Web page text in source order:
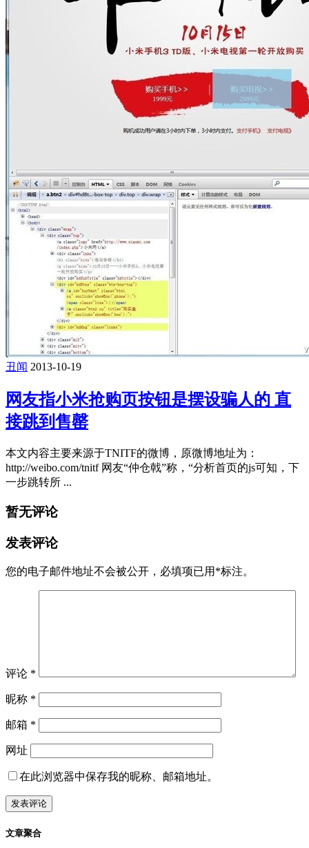
丑闻 2013-10-19
网友指小米抢购页按钮是摆设骗人的 直
接跳到售罄
本文内容主要来源于TNITF的微博，原微博地址为：
http://weibo.com/tnitf 网友“仲仓戟”称，“分析首页的js可知，下
一步跳转所 ...
暂无评论
发表评论
您的电子邮件地址不会被公开， 必填项已用 *标注。
评论 *
昵称 *
邮箱 *
网址
在此浏览器中保存我的昵称、邮箱地址。
文章聚合